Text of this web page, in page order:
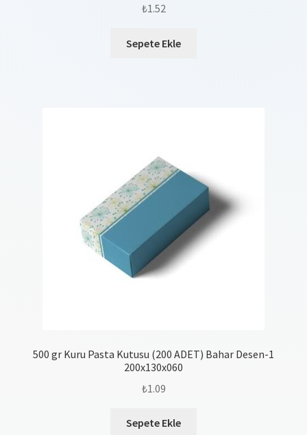
₺1.52
Sepete Ekle
500 gr Kuru Pasta Kutusu (200 ADET) Bahar Desen-1
200x130x060
₺1.09
Sepete Ekle